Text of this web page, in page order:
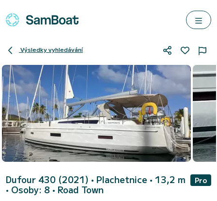
Výsledky vyhledávání
Dufour 430 (2021) • Plachetnice • 13,2 m
• Osoby: 8 • Road Town
Pro